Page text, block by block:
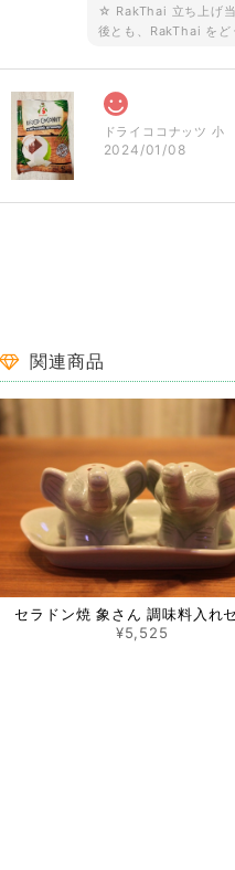
☆ RakThai 立ち上げ
後とも、RakThai をど
ドライココナッツ 小
2024/01/08
目惚れでご購入とい
も、RakThaiをどうぞ
ココナッツバックル
2022/08/14
この商品をとても楽しみに待ってま
この度は、ご購入あ
ッツバックルスカー
関連商品
セラドン焼 象さん 調味料入れ
¥5,525